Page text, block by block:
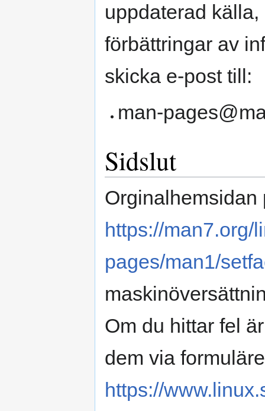
uppdaterad
förbättringar av
skicka e-post till:
man-
Sidslut
Orginalhemsidan
https://man7.org/
pages/man1/
Om du hittar fel
dem via
https://